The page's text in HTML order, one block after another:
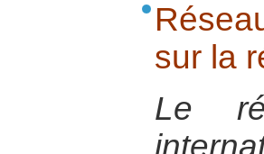
sur la
Le